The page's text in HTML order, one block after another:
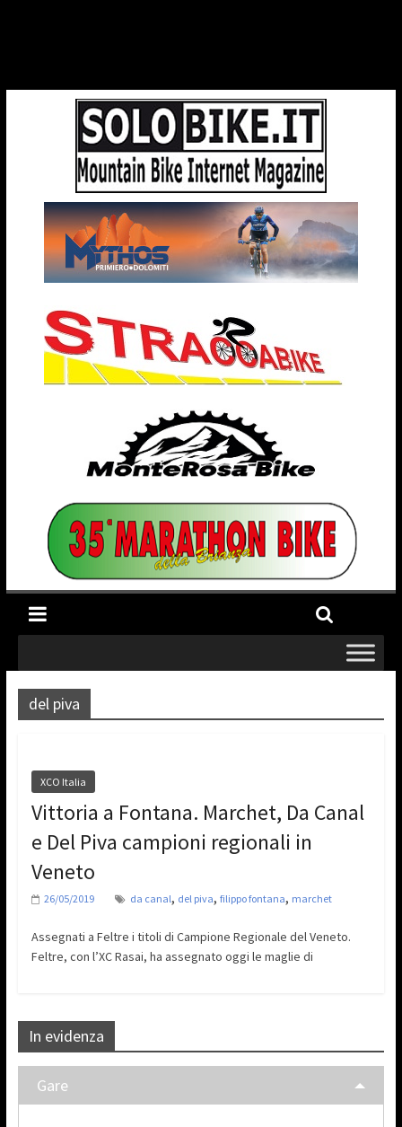
del piva
XCO Italia
Vittoria a Fontana. Marchet, Da Canal
e Del Piva campioni regionali in
Veneto
26/05/2019 da canal, del piva, filippo fontana, marchet
Assegnati a Feltre i titoli di Campione Regionale del Veneto.
Feltre, con l’XC Rasai, ha assegnato oggi le maglie di
In evidenza
Gare